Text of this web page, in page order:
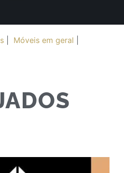
Móveis em geral